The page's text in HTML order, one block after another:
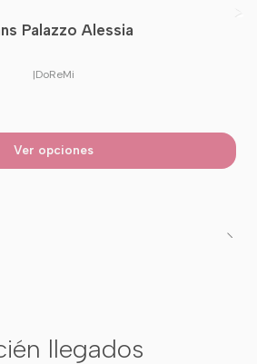
Palazzo Alessia
|DoReMi
Ver opciones
llegados